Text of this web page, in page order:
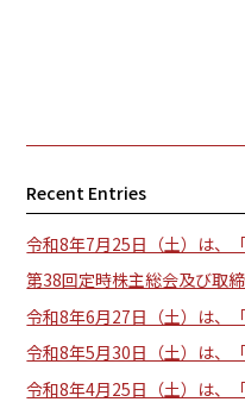
Recent Entries
令和8年7月25日（土）は、
第38回定時株主総会及び取
令和8年6月27日（土）は、
令和8年5月30日（土）は、
令和8年4月25日（土）は、